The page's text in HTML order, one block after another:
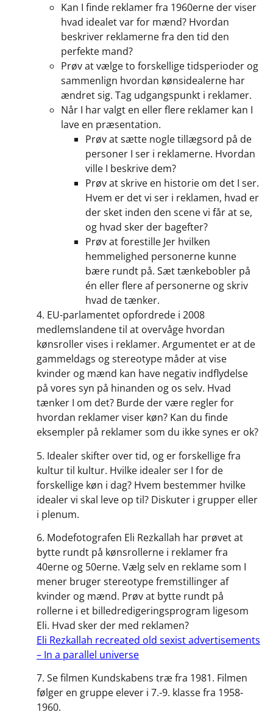
Kan I finde reklamer fra 1960erne der viser
hvad idealet var for mænd? Hvordan
beskriver reklamerne fra den tid den
perfekte mand?
Prøv at vælge to forskellige tidsperioder og
sammenlign hvordan kønsidealerne har
ændret sig. Tag udgangspunkt i reklamer.
Når I har valgt en eller flere reklamer kan I
lave en præsentation.
Prøv at sætte nogle tillægsord på de
personer I ser i reklamerne. Hvordan
ville I beskrive dem?
Prøv at skrive en historie om det I ser.
Hvem er det vi ser i reklamen, hvad er
der sket inden den scene vi får at se,
og hvad sker der bagefter?
Prøv at forestille Jer hvilken
hemmelighed personerne kunne
bære rundt på. Sæt tænkebobler på
én eller flere af personerne og skriv
hvad de tænker.
4. EU-parlamentet opfordrede i 2008
medlemslandene til at overvåge hvordan
kønsroller vises i reklamer. Argumentet er at de
gammeldags og stereotype måder at vise
kvinder og mænd kan have negativ indflydelse
på vores syn på hinanden og os selv. Hvad
tænker I om det? Burde der være regler for
hvordan reklamer viser køn? Kan du finde
eksempler på reklamer som du ikke synes er ok?
5. Idealer skifter over tid, og er forskellige fra
kultur til kultur. Hvilke idealer ser I for de
forskellige køn i dag? Hvem bestemmer hvilke
idealer vi skal leve op til? Diskuter i grupper eller
i plenum.
6. Modefotografen Eli Rezkallah har prøvet at
bytte rundt på kønsrollerne i reklamer fra
40erne og 50erne. Vælg selv en reklame som I
mener bruger stereotype fremstillinger af
kvinder og mænd. Prøv at bytte rundt på
rollerne i et billedredigeringsprogram ligesom
Eli. Hvad sker der med reklamen?
Eli Rezkallah recreated old sexist advertisements
– In a parallel universe
7. Se filmen Kundskabens træ fra 1981. Filmen
følger en gruppe elever i 7.-9. klasse fra 1958-
1960.